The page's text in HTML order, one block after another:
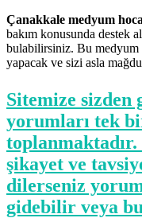
Çanakkale medyum
bakım konusunda destek
bulabilirsiniz. Bu medyum
yapacak ve sizi asla
Sitemize sizden
yorumları tek
şikayet ve
dilerseniz
gidebilir veya